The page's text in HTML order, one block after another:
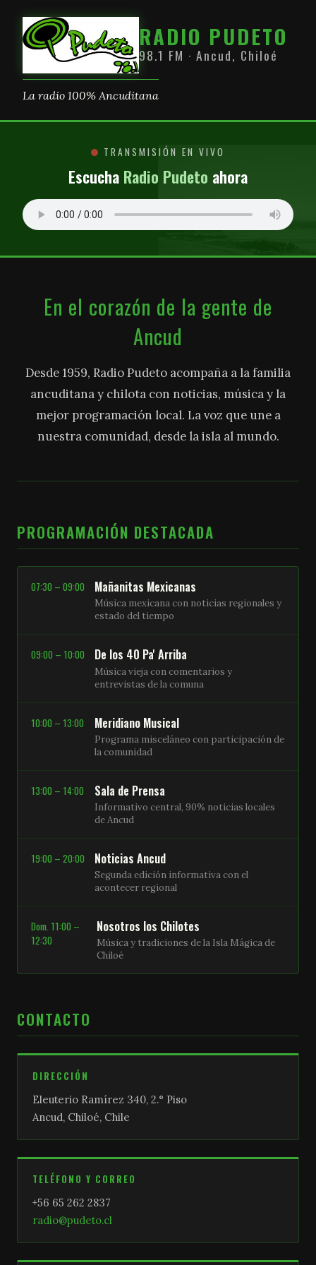
RADIO PUDETO
98.1 FM · Ancud, Chiloé
La radio 100% Ancuditana
TRANSMISIÓN EN VIVO
Escucha Radio Pudeto ahora
En el corazón de la gente de
Ancud
Desde 1959, Radio Pudeto acompaña a la familia
ancuditana y chilota con noticias, música y la
mejor programación local. La voz que une a
nuestra comunidad, desde la isla al mundo.
PROGRAMACIÓN DESTACADA
07:30 – 09:00 Mañanitas Mexicanas
Música mexicana con noticias regionales y
estado del tiempo
09:00 – 10:00 De los 40 Pa' Arriba
Música vieja con comentarios y
entrevistas de la comuna
10:00 – 13:00 Meridiano Musical
Programa misceláneo con participación de
la comunidad
13:00 – 14:00 Sala de Prensa
Informativo central, 90% noticias locales
de Ancud
19:00 – 20:00 Noticias Ancud
Segunda edición informativa con el
acontecer regional
Dom. 11:00 –
12:30
Nosotros los Chilotes
Música y tradiciones de la Isla Mágica de
Chiloé
CONTACTO
DIRECCIÓN
Eleuterio Ramírez 340, 2.° Piso
Ancud, Chiloé, Chile
TELÉFONO Y CORREO
+56 65 262 2837
radio@pudeto.cl